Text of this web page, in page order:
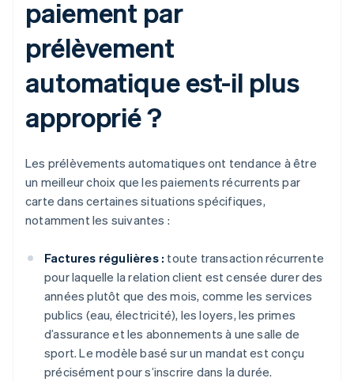
paiement par
prélèvement
automatique est-il plus
approprié ?
Les prélèvements automatiques ont tendance à être
un meilleur choix que les paiements récurrents par
carte dans certaines situations spécifiques,
notamment les suivantes :
Factures régulières : toute transaction récurrente
pour laquelle la relation client est censée durer des
années plutôt que des mois, comme les services
publics (eau, électricité), les loyers, les primes
d’assurance et les abonnements à une salle de
sport. Le modèle basé sur un mandat est conçu
précisément pour s’inscrire dans la durée.